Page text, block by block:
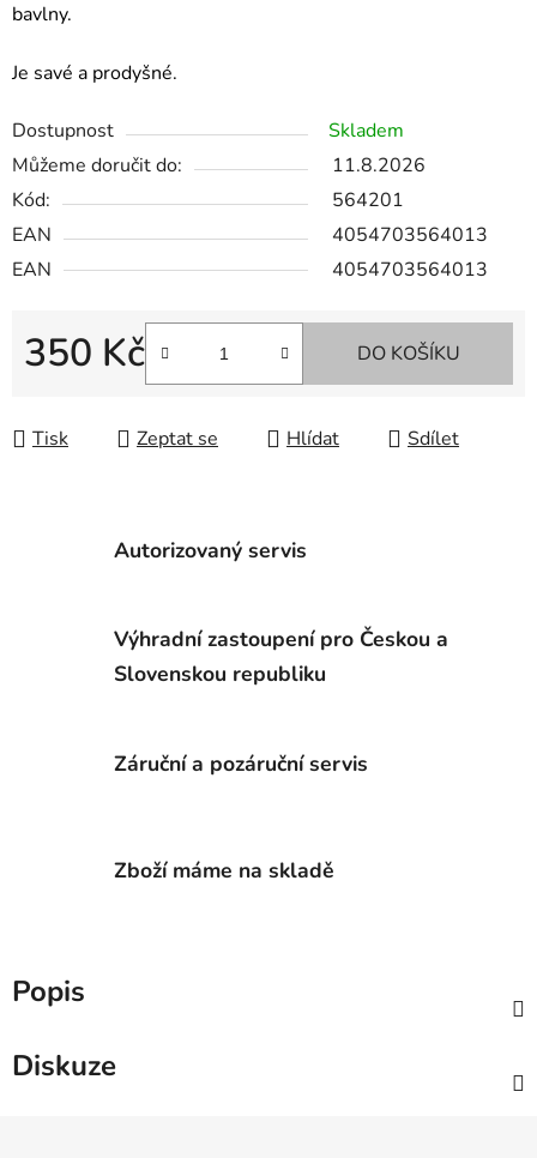
bavlny.
Je savé a prodyšné.
Dostupnost
Skladem
Můžeme doručit do:
11.8.2026
Kód:
564201
EAN
4054703564013
EAN
4054703564013
350 Kč DO KOŠÍKU
Tisk Zeptat se Hlídat Sdílet
Autorizovaný servis
Výhradní zastoupení pro Českou a
Slovenskou republiku
Záruční a pozáruční servis
Zboží máme na skladě
Popis
Diskuze